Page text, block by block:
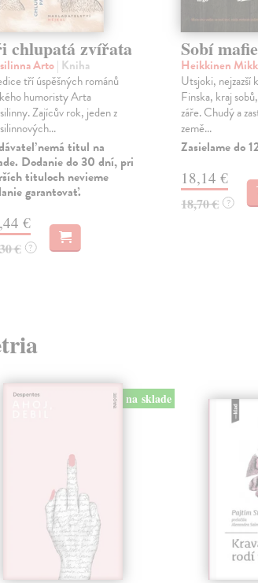
chlupatá zvířata
Arto| Kniha
tří úspěšných románů
humoristy Arta
Zajícův rok, jeden z
nemá titul na
Dodanie do 30 dní, pri
tituloch nevieme
garantovať.
€
€ ?
Sobí mafie
Heikkinen
Utsjoki, nejzazší
Finska, kraj
záře. Chudý a
země...
Zasielame do
18,14 €
18,70 € ?
na sklade